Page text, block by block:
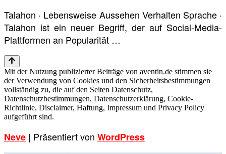
Talahon · Lebensweise Aussehen Verhalten Sprache ·
Talahon ist ein neuer Begriff, der auf Social-Media-
Plattformen an Popularität …
Mit der Nutzung publizierter Beiträge von aventin.de stimmen sie
der Verwendung von Cookies und den Sicherheitsbestimmungen
vollständig zu, die auf den Seiten Datenschutz,
Datenschutzbestimmungen, Datenschutzerklärung, Cookie-
Richtlinie, Disclaimer, Haftung, Impressum und Privacy Policy
aufgeführt sind.
Neve | Präsentiert von WordPress